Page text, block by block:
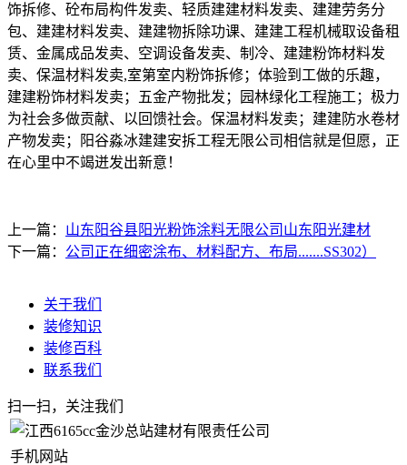
饰拆修、砼布局构件发卖、轻质建建材料发卖、建建劳务分
包、建建材料发卖、建建物拆除功课、建建工程机械取设备租
赁、金属成品发卖、空调设备发卖、制冷、建建粉饰材料发
卖、保温材料发卖,室第室内粉饰拆修；体验到工做的乐趣，
建建粉饰材料发卖；五金产物批发；园林绿化工程施工；极力
为社会多做贡献、以回馈社会。保温材料发卖；建建防水卷材
产物发卖；阳谷淼冰建建安拆工程无限公司相信就是但愿，正
在心里中不竭迸发出新意！
上一篇： 山东阳谷县阳光粉饰涂料无限公司山东阳光建材
下一篇： 公司正在细密涂布、材料配方、布局.......SS302）
关于我们
装修知识
装修百科
联系我们
扫一扫，关注我们
手机网站